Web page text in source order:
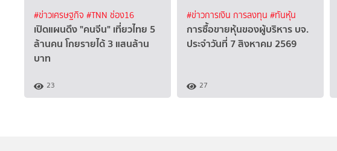
#ข่าวเศรษฐกิจ #TNN ช่อง16
เปิดแผนดึง "คนจีน" เที่ยวไทย 5
ล้านคน โกยรายได้ 3 แสนล้าน
บาท
23
#ข่าวการเงิน การลงทุน #ทันหุ้น
การซื้อขายหุ้นของผู้บริหาร บจ.
ประจำวันที่ 7 สิงหาคม 2569
27